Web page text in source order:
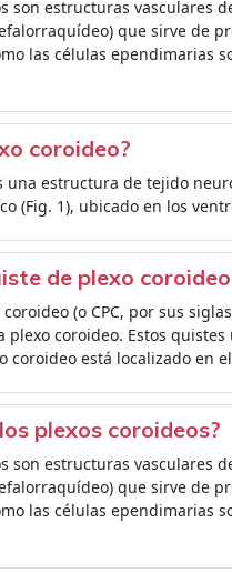
son estructuras vasculares
que sirve de
las células ependimarias
coroideo?
una estructura de tejido
(Fig. 1), ubicado en los
de plexo
(o CPC, por sus
plexo coroideo. Estos
coroideo está localizado en
plexos coroideos?
son estructuras vasculares
que sirve de
las células ependimarias